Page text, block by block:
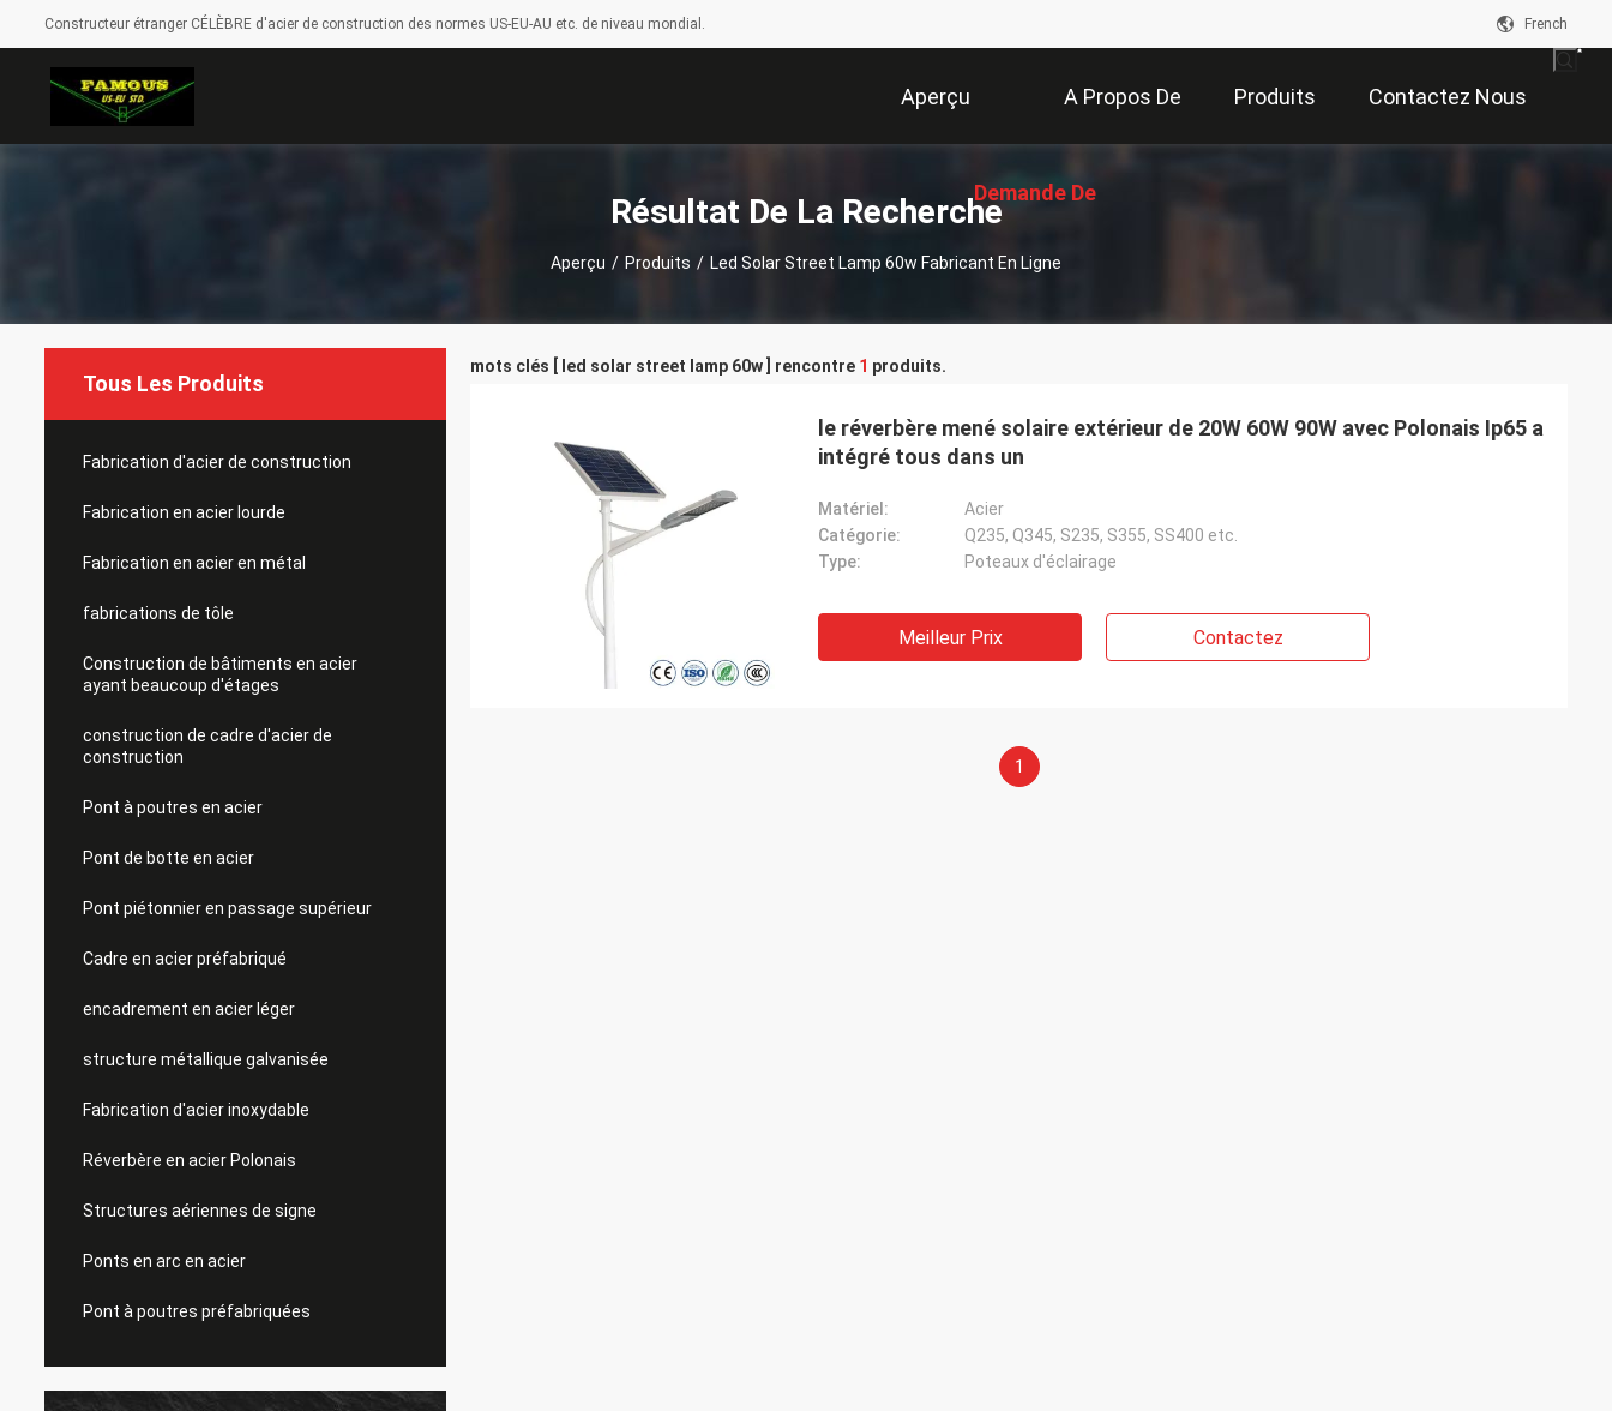
Constructeur étranger CÉLÈBRE d'acier de construction des normes US-EU-AU etc. de niveau mondial. French
Aperçu A Propos De Produits Contactez Nous
Demande De
Résultat De La Recherche
Aperçu / Produits / Led Solar Street Lamp 60w Fabricant En Ligne
Tous Les Produits
Fabrication d'acier de construction
Fabrication en acier lourde
Fabrication en acier en métal
fabrications de tôle
Construction de bâtiments en acier
ayant beaucoup d'étages
construction de cadre d'acier de
construction
Pont à poutres en acier
Pont de botte en acier
Pont piétonnier en passage supérieur
Cadre en acier préfabriqué
encadrement en acier léger
structure métallique galvanisée
Fabrication d'acier inoxydable
Réverbère en acier Polonais
Structures aériennes de signe
Ponts en arc en acier
Pont à poutres préfabriquées
mots clés [ led solar street lamp 60w ] rencontre 1 produits.
le réverbère mené solaire extérieur de 20W 60W 90W avec Polonais Ip65 a
intégré tous dans un
Matériel:
Acier
Catégorie:
Q235, Q345, S235, S355, SS400 etc.
Type:
Poteaux d'éclairage
Meilleur Prix Contactez
1